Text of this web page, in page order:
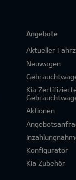
Angebote
Aktueller
Neuwagen
Kia
Aktionen
Konfigurator
Kia Zubehör